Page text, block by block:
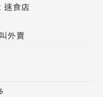
活場景
問題！
彙，以圖解或聯想方
食店
外賣
就醫